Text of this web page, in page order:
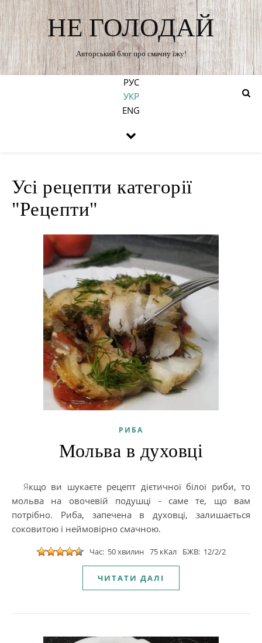
НЕ ГОЛОДАЙ
Авторський блог про смачну їжу!
РУС
УКР
ENG
Усі рецепти категорії
"Рецепти"
РИБА
Мольва в духовці
Якщо ви шукаєте рецепт дієтичної білої риби, то
мольва на овочевій подушці - саме те, що вам
потрібно. Риба, запечена в духовці, залишається
соковитою і неймовірно смачною.
Час: 50 хвилин 75 кКал БЖВ: 12/2/2
ЧИТАТИ ДАЛІ